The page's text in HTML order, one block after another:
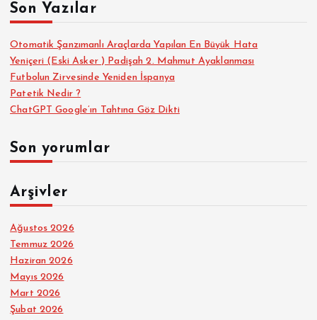
:Son Yazılar
Otomatik Şanzımanlı Araçlarda Yapılan En Büyük Hata
Yeniçeri (Eski Asker ) Padişah 2. Mahmut Ayaklanması
Futbolun Zirvesinde Yeniden İspanya
Patetik Nedir ?
ChatGPT Google’ın Tahtına Göz Dikti
Son yorumlar
Arşivler
Ağustos 2026
Temmuz 2026
Haziran 2026
Mayıs 2026
Mart 2026
Şubat 2026